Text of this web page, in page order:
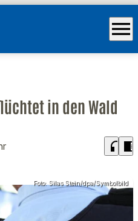
menu
in den Wald
headphones chrome_reader_mode
Foto: Silas Stein/dpa/Symbolbild